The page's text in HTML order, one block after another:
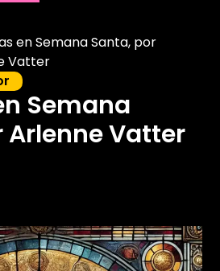
en Semana Santa, por
Vatter
Semana
Arlenne Vatter